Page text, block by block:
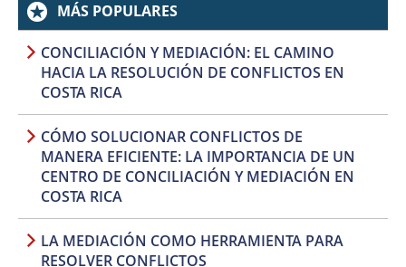
MÁS POPULARES
CONCILIACIÓN Y MEDIACIÓN: EL CAMINO
HACIA LA RESOLUCIÓN DE CONFLICTOS EN
COSTA RICA
CÓMO SOLUCIONAR CONFLICTOS DE
MANERA EFICIENTE: LA IMPORTANCIA DE UN
CENTRO DE CONCILIACIÓN Y MEDIACIÓN EN
COSTA RICA
LA MEDIACIÓN COMO HERRAMIENTA PARA
RESOLVER CONFLICTOS